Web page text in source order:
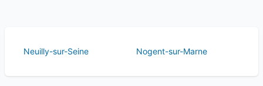
Neuilly-sur-Seine Nogent-sur-Marne